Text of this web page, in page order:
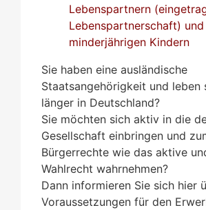
Lebenspartnern
Lebenspartnerschaft) und
minderjährigen Kindern
Sie haben eine ausländische
Staatsangehörigkeit und leben
länger in Deutschland?
Sie möchten sich aktiv in die
Gesellschaft einbringen und
Bürgerrechte wie das aktive
Wahlrecht wahrnehmen?
Dann informieren Sie sich hier
Voraussetzungen für den